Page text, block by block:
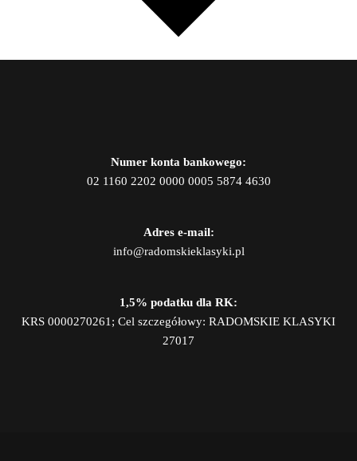
Numer konta bankowego:
02 1160 2202 0000 0005 5874 4630
Adres e-mail:
info@radomskieklasyki.pl
1,5% podatku dla RK:
KRS 0000270261; Cel szczegółowy: RADOMSKIE KLASYKI
27017